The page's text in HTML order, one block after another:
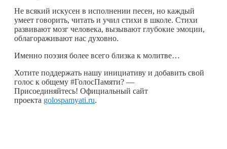
Не всякий искусен в исполнении песен, но каждый
умеет говорить, читать и учил стихи в школе. Стихи
развивают мозг человека, вызывают глубокие эмоции,
облагораживают нас духовно.
Именно поэзия более всего близка к молитве…
Хотите поддержать нашу инициативу и добавить свой
голос к общему #ГолосПамяти? —
Присоединяйтесь! Официальный сайт
проекта golospamyati.ru.